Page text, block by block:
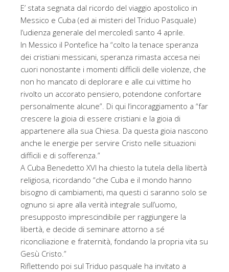
E’ stata segnata dal ricordo del viaggio apostolico in
Messico e Cuba (ed ai misteri del Triduo Pasquale)
l’udienza generale del mercoledì santo 4 aprile.
In Messico il Pontefice ha “colto la tenace speranza
dei cristiani messicani, speranza rimasta accesa nei
cuori nonostante i momenti difficili delle violenze, che
non ho mancato di deplorare e alle cui vittime ho
rivolto un accorato pensiero, potendone confortare
personalmente alcune”. Di qui l’incoraggiamento a “far
crescere la gioia di essere cristiani e la gioia di
appartenere alla sua Chiesa. Da questa gioia nascono
anche le energie per servire Cristo nelle situazioni
difficili e di sofferenza.”
A Cuba Benedetto XVI ha chiesto la tutela della libertà
religiosa, ricordando “che Cuba e il mondo hanno
bisogno di cambiamenti, ma questi ci saranno solo se
ognuno si apre alla verità integrale sull’uomo,
presupposto imprescindibile per raggiungere la
libertà, e decide di seminare attorno a sé
riconciliazione e fraternità, fondando la propria vita su
Gesù Cristo.”
Riflettendo poi sul Triduo pasquale ha invitato a